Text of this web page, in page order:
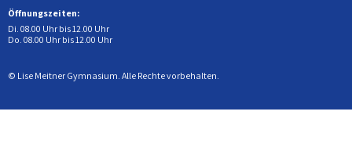
Öffnungszeiten:
Di. 08.00 Uhr bis 12.00 Uhr
Do. 08.00 Uhr bis 12.00 Uhr
© Lise Meitner Gymnasium. Alle Rechte vorbehalten.